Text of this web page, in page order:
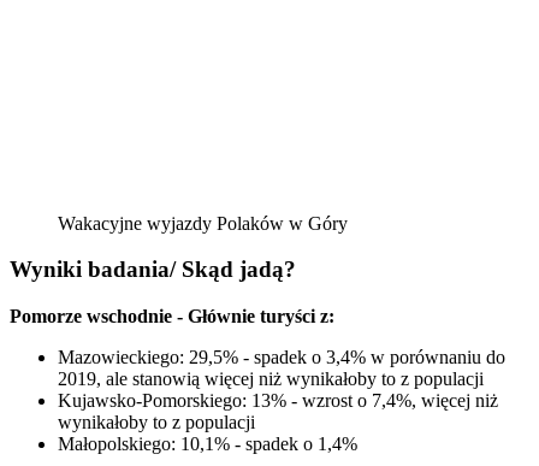
Wakacyjne wyjazdy Polaków w Góry
Wyniki badania/ Skąd jadą?
Pomorze wschodnie - Głównie turyści z:
Mazowieckiego: 29,5% - spadek o 3,4% w porównaniu do
2019, ale stanowią więcej niż wynikałoby to z populacji
Kujawsko-Pomorskiego: 13% - wzrost o 7,4%, więcej niż
wynikałoby to z populacji
Małopolskiego: 10,1% - spadek o 1,4%